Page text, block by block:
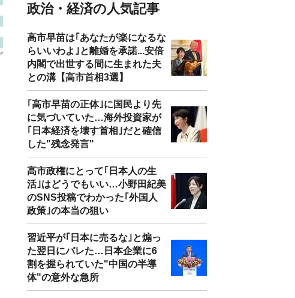
政治・経済の人気記事
高市早苗は｢あなたが楽になるな
らいいわよ｣と離婚を承諾...安倍
内閣で出世する間に生まれた夫
との溝【高市首相3選】
｢高市早苗の正体｣に国民より先
に気づいていた…海外投資家が
｢日本経済を壊す首相｣だと確信
した"残念発言"
高市政権にとって｢日本人の生
活｣はどうでもいい…小野田紀美
のSNS投稿でわかった｢外国人
政策｣の本当の狙い
習近平が｢日本に売るな｣と煽っ
た翌日にバレた…日本企業に6
割を握られていた"中国の半導
体"の意外な急所